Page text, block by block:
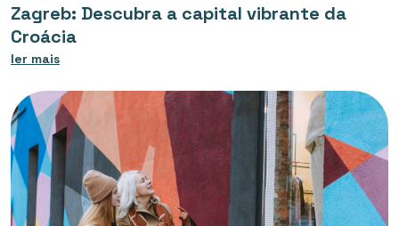
Zagreb: Descubra a capital vibrante da
Croácia
ler mais